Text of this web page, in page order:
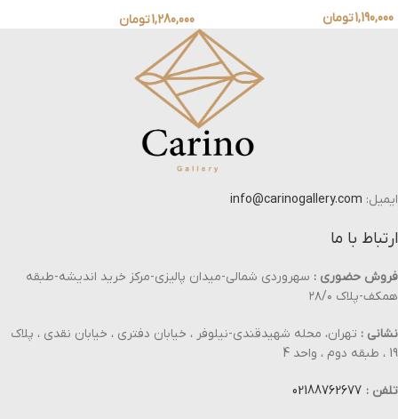
1,190,000تومان 1,280,000تومان
ایمیل: info@carinogallery.com
ارتباط با ما
فروش حضوری : سهروردی شمالی-میدان پالیزی-مرکز خرید اندیشه-طبقه
همکف-پلاک ۲۸/۰
نشانی : تهران، محله شهیدقندی-نیلوفر ، خیابان دفتری ، خیابان نقدی ، پلاک
19 ، طبقه دوم ، واحد 4
تلفن : 02188762677